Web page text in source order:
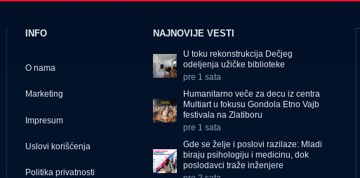
INFO
O nama
Marketing
Impresum
Uslovi korišćenja
Politika privatnosti
NAJNOVIJE VESTI
U toku rekonstrukcija Dečjeg
odeljenja užičke biblioteke
pre 1 sata
Humanitarno veče za decu iz centra
Multiart u fokusu Gondola Etno Vajb
festivala na Zlatiboru
pre 1 sata
Gde se želje i poslovi razilaze: Mladi
biraju psihologiju i medicinu, dok
poslodavci traže inženjere